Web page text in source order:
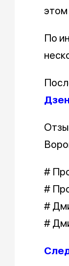
этом
По
#
#
#
#